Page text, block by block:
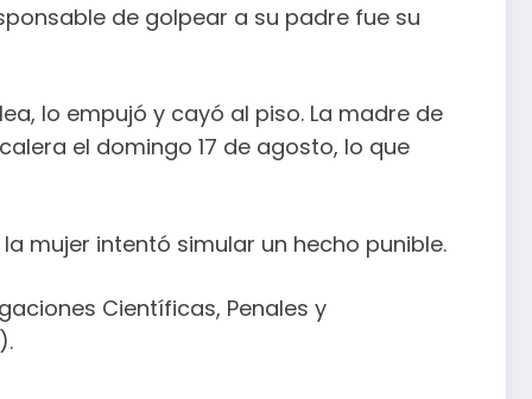
de golpear a su padre fue su
lo empujó y cayó al piso. La madre de
el domingo 17 de agosto, lo que
mujer intentó simular un hecho punible.
Científicas, Penales y